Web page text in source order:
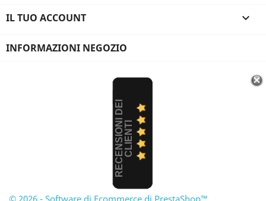
IL TUO ACCOUNT 
INFORMAZIONI NEGOZIO
R
E
C
E
N
S
I
ON
I
D
E
I
C
L
I
E
N
TI
© 2026 - Software di Ecommerce di PrestaShop™